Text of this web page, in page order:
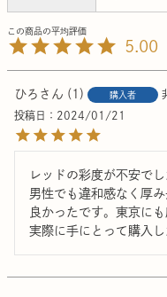
5.00
ひろ 1 購入者
投稿日
2024/01/21
レッドの彩度が不安で
男性でも違和感なく厚
良かったです。東京に
実際に手にとって購入し